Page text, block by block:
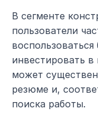
В сегменте
пользователи
инвестировать
может
резюме и,
поиска работы.